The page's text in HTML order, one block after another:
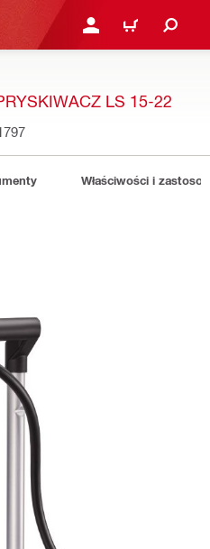
ZALOGUJ SIĘ LUB
KOSZYK
LS 15-22
Właściwości i